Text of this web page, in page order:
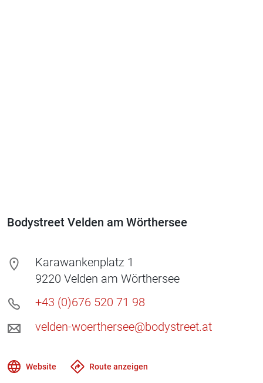
Bodystreet Velden am Wörthersee
Karawankenplatz 1
9220 Velden am Wörthersee
+43 (0)676 520 71 98
velden-woerthersee@bodystreet.at
Website Route anzeigen